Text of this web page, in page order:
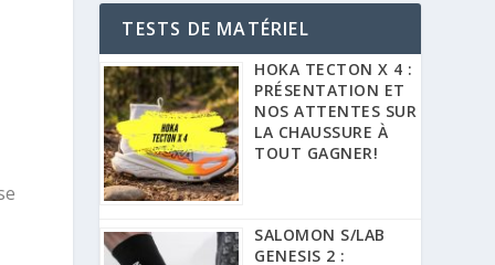
TESTS DE MATÉRIEL
HOKA TECTON X 4 :
PRÉSENTATION ET
NOS ATTENTES SUR
LA CHAUSSURE À
TOUT GAGNER!
SALOMON S/LAB
GENESIS 2 :